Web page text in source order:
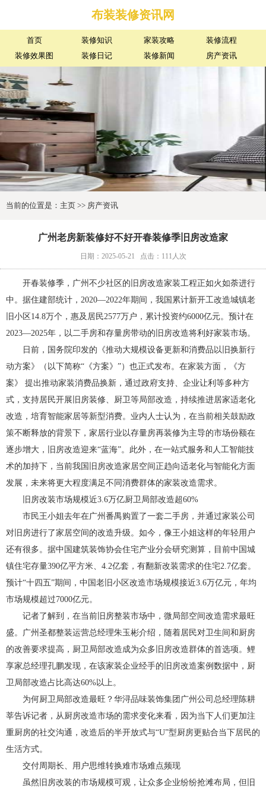
布装装修资讯网
首页 装修知识 家装攻略
装修流程
装修效果图
装修日记 装修新闻 房产资讯
当前的位置是： 主页 >> 房产资讯
广州老房新装修好不好开春装修季旧房改造家
日期：2025-05-21 点击： 111人次
开春装修季，广州不少社区的旧房改造家装工程正如火如荼进行
中。据住建部统计，2020—2022年期间，我国累计新开工改造城镇老
旧小区14.8万个，惠及居民2577万户，累计投资约6000亿元。预计在
2023—2025年，以二手房和存量房带动的旧房改造将利好家装市场。
日前，国务院印发的《推动大规模设备更新和消费品以旧换新行
动方案》（以下简称“《方案》”）也正式发布。在家装方面，《方
案》 提出推动家装消费品换新，通过政府支持、企业让利等多种方
式，支持居民开展旧房装修、厨卫等局部改造，持续推进居家适老化
改造，培育智能家居等新型消费。业内人士认为，在当前相关鼓励政
策不断释放的背景下，家居行业以存量房再装修为主导的市场份额在
逐步增大，旧房改造迎来“蓝海”。此外，在一站式服务和人工智能技
术的加持下，当前我国旧房改造家居空间正趋向适老化与智能化方面
发展，未来将更大程度满足不同消费群体的家装改造需求。
旧房改装市场规模近3.6万亿厨卫局部改造超60%
市民王小姐去年在广州番禺购置了一套二手房，并通过家装公司
对旧房进行了家居空间的改造升级。如今，像王小姐这样的年轻用户
还有很多。据中国建筑装饰协会住宅产业分会研究测算，目前中国城
镇住宅存量390亿平方米、4.2亿套，有翻新改装需求的住宅2.7亿套。
预计“十四五”期间，中国老旧小区改造市场规模接近3.6万亿元，年均
市场规模超过7000亿元。
记者了解到，在当前旧房整装市场中，微局部空间改造需求最旺
盛。广州圣都整装运营总经理朱玉彬介绍，随着居民对卫生间和厨房
的改善要求提高，厨卫局部改造成为众多旧房改造群体的首选项。鲤
享家总经理孔鹏发现，在该家装企业经手的旧房改造案例数据中，厨
卫局部改造占比高达60%以上。
为何厨卫局部改造最旺？华浔品味装饰集团广州公司总经理陈耕
莘告诉记者，从厨房改造市场的需求变化来看，因为当下人们更加注
重厨房的社交沟通，改造后的半开放式与“U”型厨房更贴合当下居民的
生活方式。
交付周期长、用户思维转换难市场难点频现
虽然旧房改装的市场规模可观，让众多企业纷纷抢滩布局，但旧